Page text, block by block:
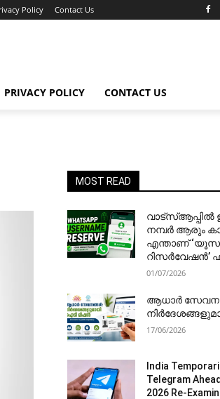
Policy Contact Us
PRIVACY POLICY CONTACT US
MOST READ
നമ്പർ ആരും
എന്താണ്
റിസർവേഷൻ’
01/07/2026
ആധാർ
17/06/2026
India
Telegram
2026 Re-